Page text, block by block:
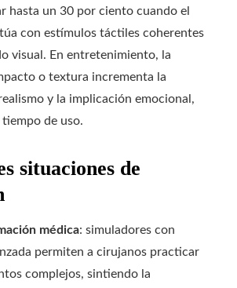
hasta un 30 por ciento cuando el
con estímulos táctiles coherentes
visual. En entretenimiento, la
o textura incrementa la
y la implicación emocional,
de uso.
situaciones de
médica: simuladores con
permiten a cirujanos practicar
complejos, sintiendo la